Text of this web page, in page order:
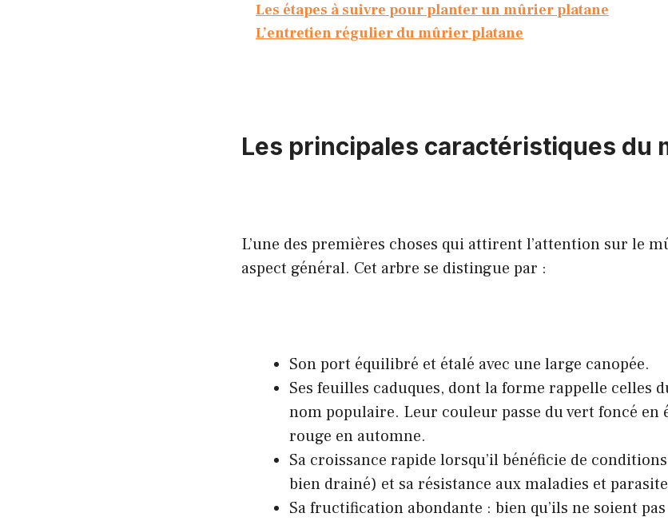
Les étapes à suivre pour planter un mûrier platane
L’entretien régulier du mûrier platane
Les principales caractéristiques du
L’une des premières choses qui attirent l’attention sur le
aspect général. Cet arbre se distingue par :
Son port équilibré et étalé avec une large canopée.
Ses feuilles caduques, dont la forme rappelle celles
nom populaire. Leur couleur passe du vert foncé en
rouge en automne.
Sa croissance rapide lorsqu’il bénéficie de
bien drainé) et sa résistance aux maladies et
Sa fructification abondante : bien qu’ils ne soient